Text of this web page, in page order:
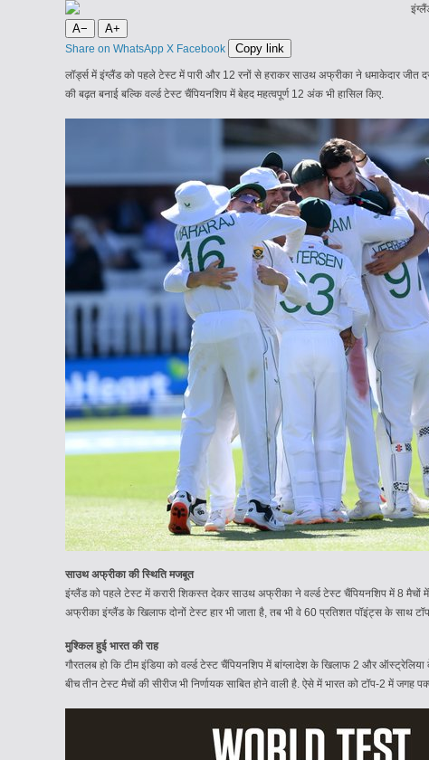
A− A+
Share on WhatsApp X Facebook Copy link
लॉर्ड्स में इंग्लैंड को पहले टेस्ट में पारी और 12 रनों से हराकर साउथ अफ्रीका ने धमाकेदार जीत
की बढ़त बनाई बल्कि वर्ल्ड टेस्ट चैंपियनशिप में बेहद महत्वपूर्ण 12 अंक भी हासिल किए.
साउथ अफ्रीका की स्थिति मजबूत
इंग्लैंड को पहले टेस्ट में करारी शिकस्त देकर साउथ अफ्रीका ने वर्ल्ड टेस्ट चैंपियनशिप में 8
अफ्रीका इंग्लैंड के खिलाफ दोनों टेस्ट हार भी जाता है, तब भी वे 60 प्रतिशत पॉइंट्स के साथ
मुश्किल हुई भारत की राह
गौरतलब हो कि टीम इंडिया को वर्ल्ड टेस्ट चैंपियनशिप में बांग्लादेश के खिलाफ 2 और
बीच तीन टेस्ट मैचों की सीरीज भी निर्णायक साबित होने वाली है. ऐसे में भारत को टॉप-2 में